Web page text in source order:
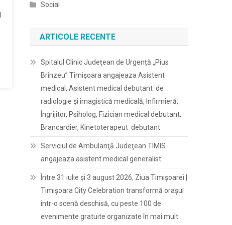
Social
ARTICOLE RECENTE
Spitalul Clinic Județean de Urgență „Pius
Brînzeu” Timișoara angajeaza Asistent
medical, Asistent medical debutant de
radiologie și imagistică medicală, Infirmieră,
Îngrijitor, Psiholog, Fizician medical debutant,
Brancardier, Kinetoterapeut debutant
Serviciul de Ambulanţă Judeţean TIMIS
angajeaza asistent medical generalist
Între 31 iulie și 3 august 2026, Ziua Timișoarei |
Timișoara City Celebration transformă orașul
într-o scenă deschisă, cu peste 100 de
evenimente gratuite organizate în mai mult